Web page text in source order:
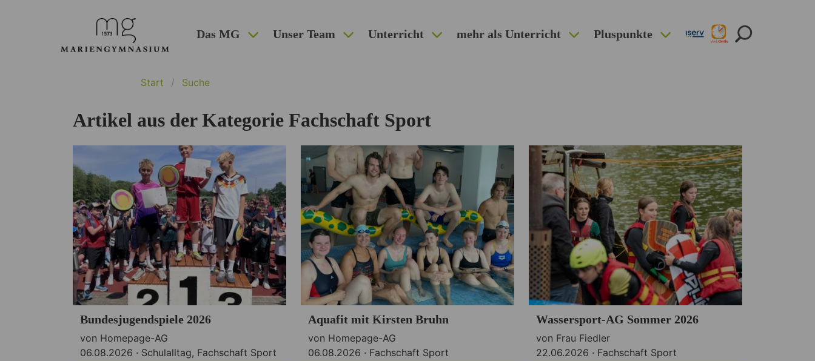
Das MG Unser Team Unterricht mehr als Unterricht Pluspunkte
Start Suche
Artikel aus der Kategorie Fachschaft Sport
Bundesjugendspiele 2026
von Homepage-AG
06.08.2026 · Schulalltag, Fachschaft Sport
Aquafit mit Kirsten Bruhn
von Homepage-AG
06.08.2026 · Fachschaft Sport
Wassersport-AG Sommer 2026
von Frau Fiedler
22.06.2026 · Fachschaft Sport